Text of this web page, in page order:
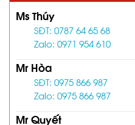
Ms Thúy
SĐT: 0787 64 65 68
Zalo: 0971 954 610
Mr Hòa
SĐT: 0975 866 987
Zalo: 0975 866 987
Mr Quyết